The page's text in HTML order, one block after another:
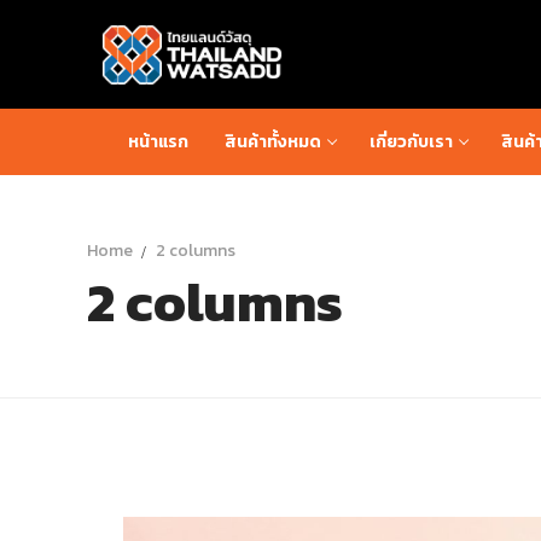
หน้าแรก สินค้าทั้งหมด เกี่ยวกับเรา สินค้
Home 2 columns
2 columns